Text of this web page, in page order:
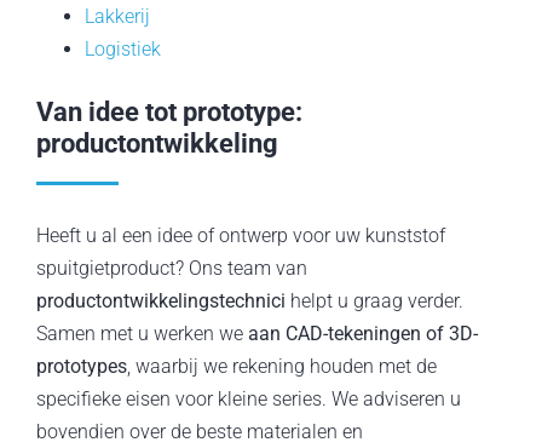
Lakkerij
Logistiek
Van idee tot prototype:
productontwikkeling
Heeft u al een idee of ontwerp voor uw kunststof
spuitgietproduct? Ons team van
productontwikkelingstechnici helpt u graag verder.
Samen met u werken we aan CAD-tekeningen of 3D-
prototypes, waarbij we rekening houden met de
specifieke eisen voor kleine series. We adviseren u
bovendien over de beste materialen en